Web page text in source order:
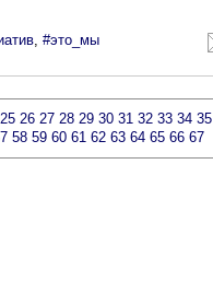
, #это_мы
25 26 27 28 29 30 31 32 33 34 35
58 59 60 61 62 63 64 65 66 67